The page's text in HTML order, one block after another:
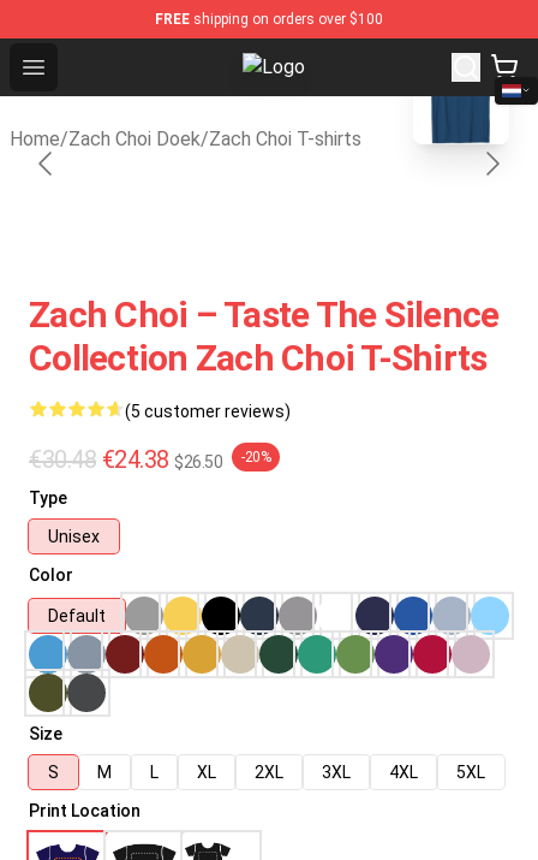
FREE shipping on orders over $100
Open menu Zach Choi Shop - Official Zach
Home/Zach Choi Doek/Zach Choi T-shirts
Zach Choi – Taste The Silence
Collection Zach Choi T-Shirts
(5 customer reviews)
€30.48 €24.38 $26.50 -20%
Type
Unisex
Color
Default
Size
S
M L XL 2XL 3XL 4XL
5XL
Print Location